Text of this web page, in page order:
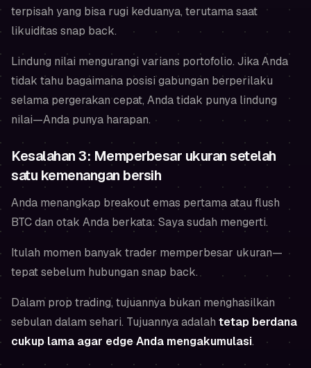
terpisah yang bisa rugi keduanya, terutama saat
likuiditas snap back.
Lindung nilai mengurangi varians portofolio. Jika Anda
tidak tahu bagaimana posisi gabungan berperilaku
selama pergerakan cepat, Anda tidak punya lindung
nilai—Anda punya harapan.
Kesalahan 3: Memperbesar ukuran setelah
satu kemenangan bersih
Anda menangkap breakout emas pertama atau flush
BTC dan otak Anda berkata: Saya sudah mengerti.
Itulah momen banyak trader memperbesar ukuran—
tepat sebelum hubungan snap back.
Dalam prop trading, tujuannya bukan menghasilkan
sebulan dalam sehari. Tujuannya adalah tetap berdana
cukup lama agar edge Anda mengakumulasi.